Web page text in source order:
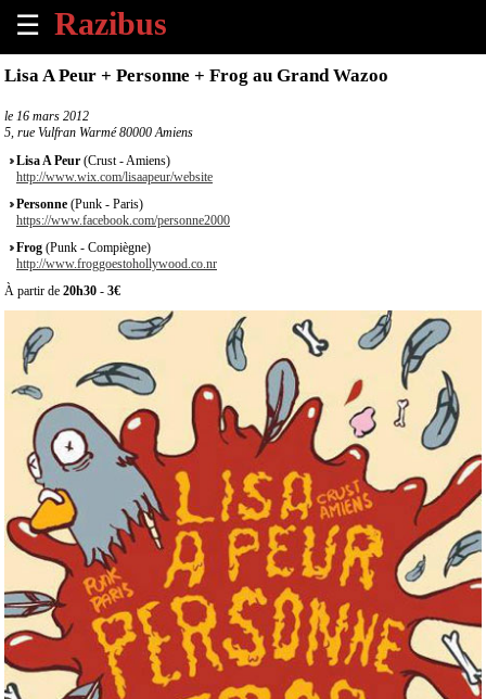
☰
×
Tous
les
évènements
à
venir
Annoncer
évènement
Contact
À
propos
Lisa A Peur + Personne + Frog au Grand Wazoo
le 16 mars 2012
5, rue Vulfran Warmé 80000 Amiens
Lisa A Peur (Crust - Amiens)
http://www.wix.com/lisaapeur/website
Personne (Punk - Paris)
https://www.facebook.com/personne2000
Frog (Punk - Compiègne)
http://www.froggoestohollywood.co.nr
À partir de 20h30 - 3€